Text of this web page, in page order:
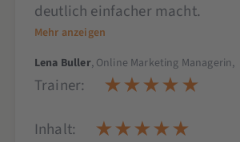
deutlich einfacher macht.
Mehr anzeigen
Lena Buller, Online Marketing Managerin,
Trainer:
Inhalt: